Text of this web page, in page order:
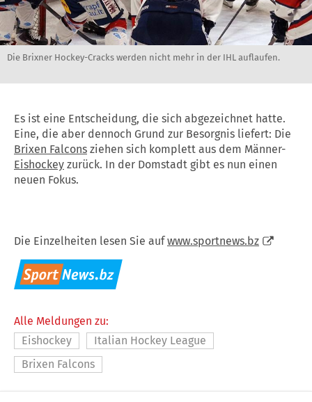
Die Brixner Hockey-Cracks werden nicht mehr in der IHL auflaufen.
Es ist eine Entscheidung, die sich abgezeichnet hatte.
Eine, die aber dennoch Grund zur Besorgnis liefert: Die
Brixen Falcons ziehen sich komplett aus dem Männer-
Eishockey zurück. In der Domstadt gibt es nun einen
neuen Fokus.
Die Einzelheiten lesen Sie aufwww.sportnews.bz
Alle Meldungen zu:
Eishockey
Italian Hockey League
Brixen Falcons